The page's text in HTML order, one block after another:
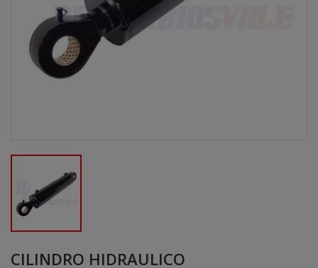
CILINDRO HIDRAULICO